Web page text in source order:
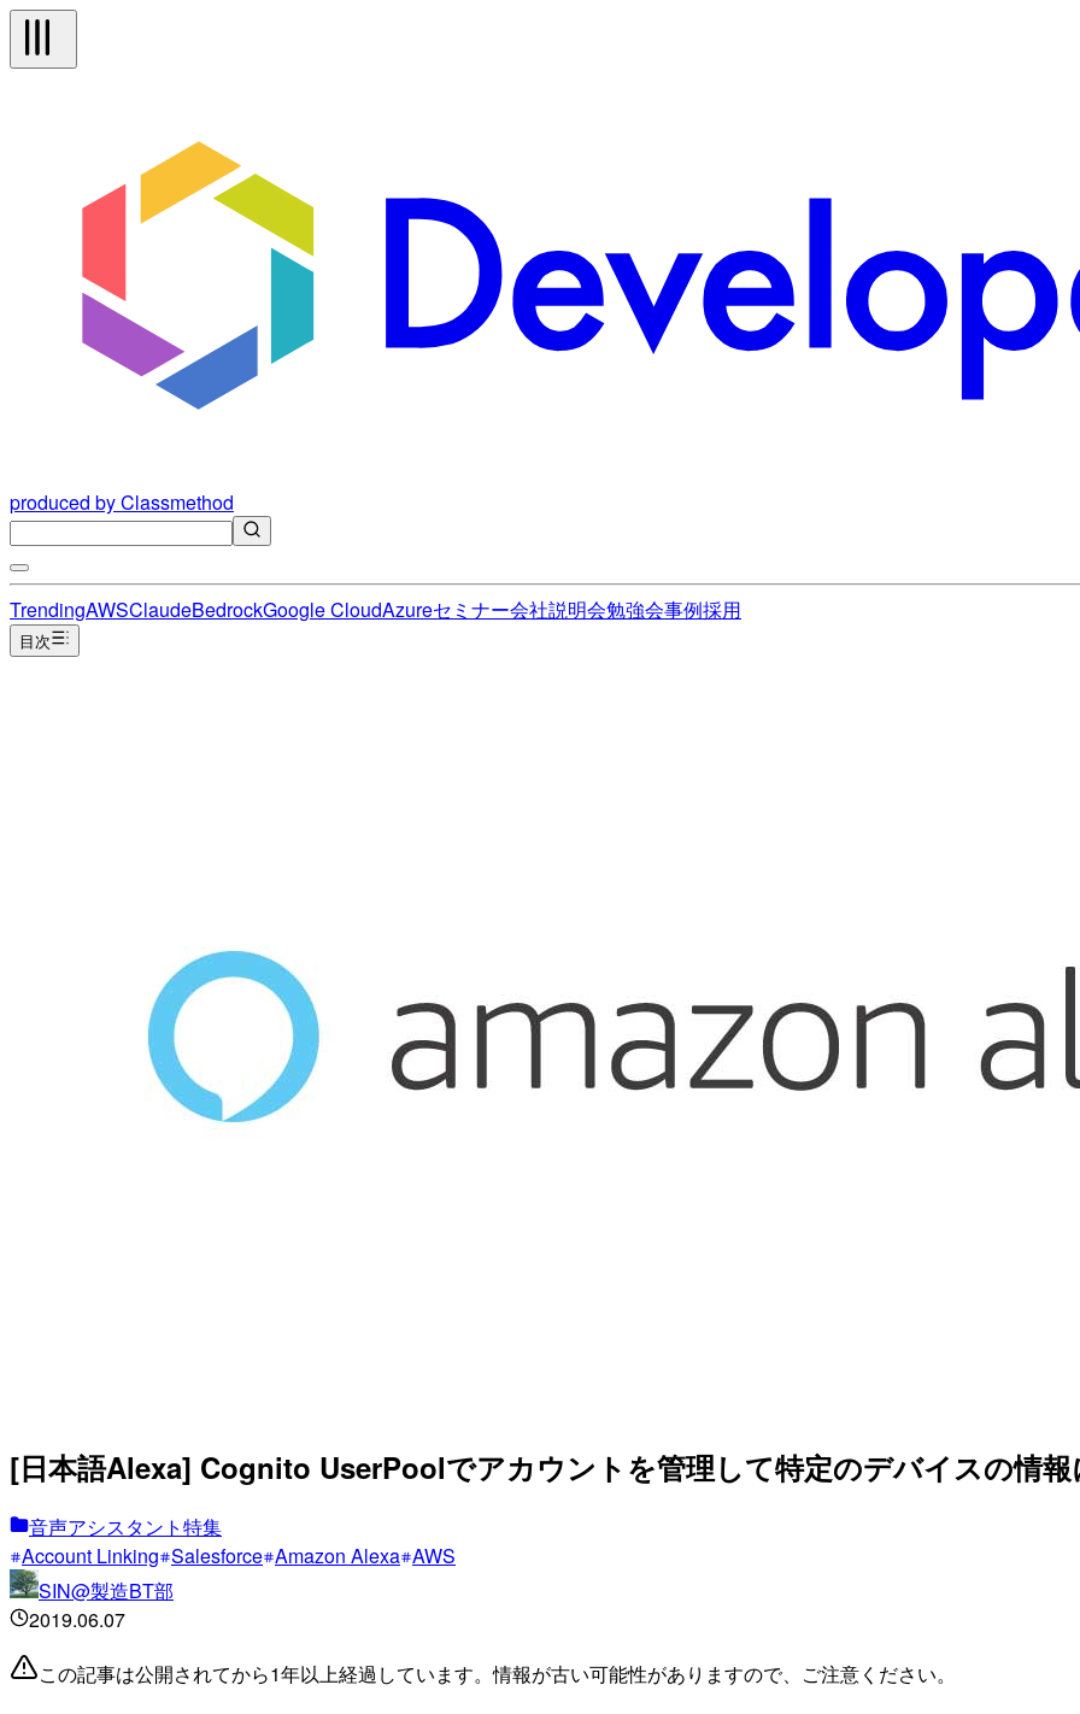
produced by Classmethod
TrendingAWSClaudeBedrockGoogle CloudAzureセミナー会社説明会勉強会事例採用
目次
[日本語Alexa] Cognito UserPoolでアカウントを管理して特定のデバイスの情
音声アシスタント特集
Account Linking Salesforce Amazon Alexa AWS
SIN@製造BT部
2019.06.07
この記事は公開されてから1年以上経過しています。情報が古い可能性がありますので、ご注意ください。